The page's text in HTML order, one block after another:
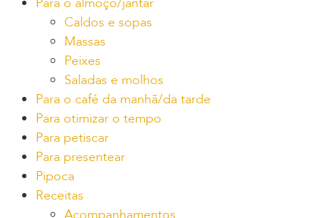
Caldos e sopas
Massas
Peixes
Saladas e molhos
Para o café da manhã/da tarde
Para otimizar o tempo
Para petiscar
Para presentear
Pipoca
Receitas